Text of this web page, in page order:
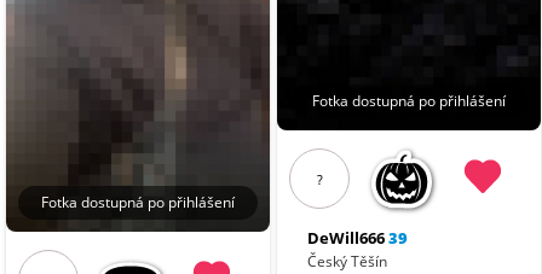
Fotka dostupná po přihlášení
Fotka dostupná po přihlášení
?
DeWill66639
Český Těšín